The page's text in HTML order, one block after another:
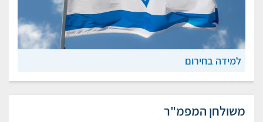
למידה בחירום
משולחן המפמ"ר